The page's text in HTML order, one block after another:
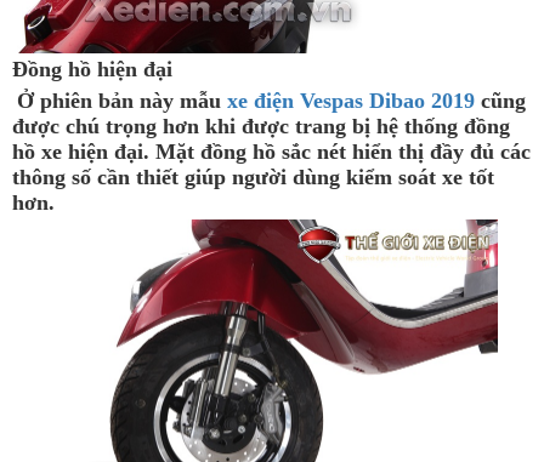
Đồng hồ hiện đại
Ở phiên bản này mẫu xe điện Vespas Dibao 2019 cũng
được chú trọng hơn khi được trang bị hệ thống đồng
hồ xe hiện đại. Mặt đồng hồ sắc nét hiển thị đầy đủ các
thông số cần thiết giúp người dùng kiểm soát xe tốt
hơn.